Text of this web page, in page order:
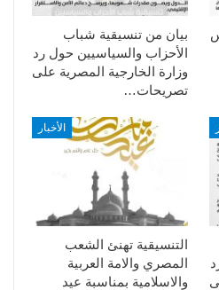
بيان من تنسيقية شباب
الأحزاب والسياسيين حول رد
وزارة الخارجية المصرية على
تصريحات…
الأخبار
التنسيقية تهنئ الشعب
المصري والامة العربية
والاسلامية بمناسبة عيد